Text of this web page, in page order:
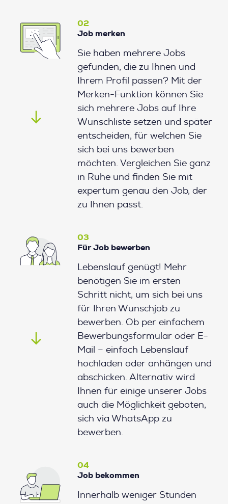
02
Job merken
Sie haben mehrere Jobs
gefunden, die zu Ihnen und
Ihrem Profil passen? Mit der
Merken-Funktion können Sie
sich mehrere Jobs auf Ihre
Wunschliste setzen und später
entscheiden, für welchen Sie
sich bei uns bewerben
möchten. Vergleichen Sie ganz
in Ruhe und finden Sie mit
expertum genau den Job, der
zu Ihnen passt.
03
Für Job bewerben
Lebenslauf genügt! Mehr
benötigen Sie im ersten
Schritt nicht, um sich bei uns
für Ihren Wunschjob zu
bewerben. Ob per einfachem
Bewerbungsformular oder E-
Mail – einfach Lebenslauf
hochladen oder anhängen und
abschicken. Alternativ wird
Ihnen für einige unserer Jobs
auch die Möglichkeit geboten,
sich via WhatsApp zu
bewerben.
04
Job bekommen
Innerhalb weniger Stunden